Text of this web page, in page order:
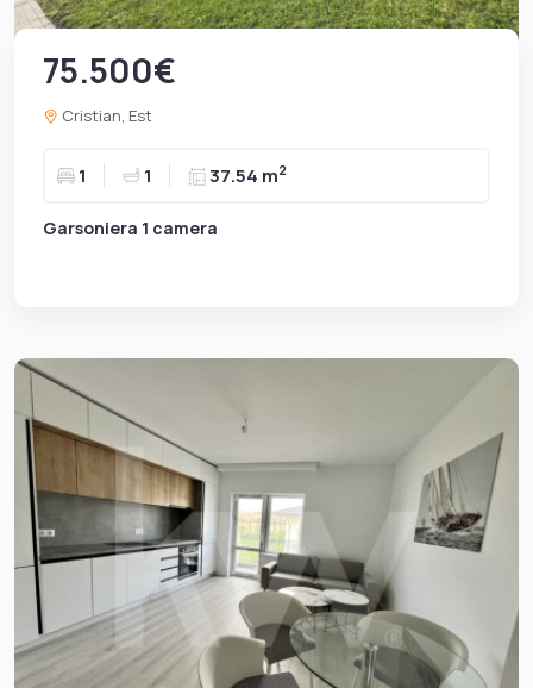
75.500€
Cristian, Est
1 1 37.54 m2
Garsoniera 1 camera